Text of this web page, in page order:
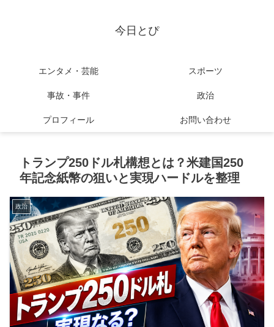
今日とぴ
エンタメ・芸能 スポーツ
事故・事件 政治
プロフィール お問い合わせ
トランプ250ドル札構想とは？米建国250
年記念紙幣の狙いと実現ハードルを整理
政治